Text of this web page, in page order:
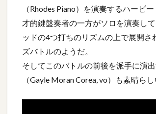
（Rhodes Piano）を演奏するハー
才的鍵盤奏者の一方がソロを演奏し
ッドの4つ打ちのリズムの上で展開
ズバトルのようだ。
そしてこのバトルの前後を派手に演
（Gayle Moran Corea, vo）も素晴らし